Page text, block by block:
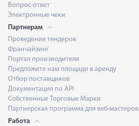
Вопрос-ответ
Электронные чеки
Партнерам
Проведение тендеров
Франчайзинг
Портал производителя
Предложите нам площади в аренду
Отбор поставщиков
Документация по API
Собственные Торговые Марки
Партнерская программа для веб-мастеров
Работа